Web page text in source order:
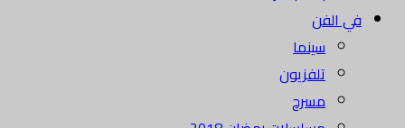
في الفن
سينما
تلفزيون
مسرح